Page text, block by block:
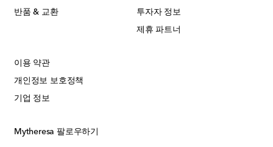
반품 & 교환 투자자 정보
제휴 파트너
이용 약관
개인정보 보호정책
기업 정보
Mytheresa 팔로우하기